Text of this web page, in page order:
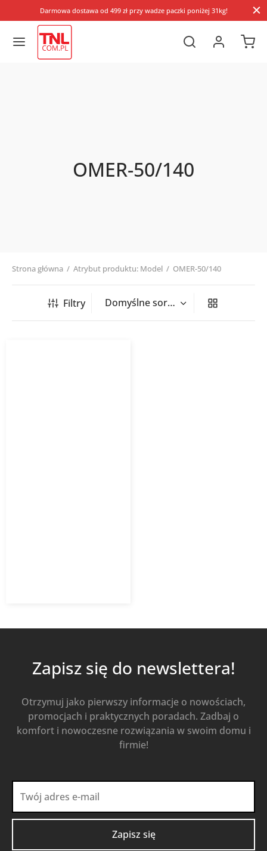
Darmowa dostawa od 499 zł przy wadze paczki poniżej 31kg!
OMER-50/140
Strona główna / Atrybut produktu: Model / OMER-50/140
Filtry
Zapisz się do newslettera!
Otrzymuj jako pierwszy informacje o nowościach,
promocjach i praktycznych poradach. Zadbaj o
komfort i nowoczesne rozwiązania w swoim domu i
firmie!